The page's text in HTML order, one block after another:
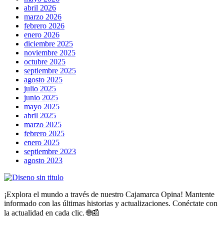
abril 2026
marzo 2026
febrero 2026
enero 2026
diciembre 2025
noviembre 2025
octubre 2025
septiembre 2025
agosto 2025
julio 2025
junio 2025
mayo 2025
abril 2025
marzo 2025
febrero 2025
enero 2025
septiembre 2023
agosto 2023
¡Explora el mundo a través de nuestro Cajamarca Opina! Mantente
informado con las últimas historias y actualizaciones. Conéctate con
la actualidad en cada clic. 🌐📰